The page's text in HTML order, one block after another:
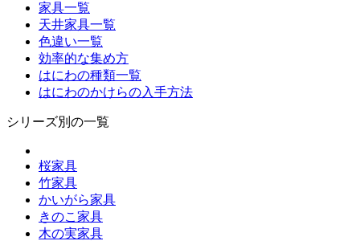
家具一覧
天井家具一覧
色違い一覧
効率的な集め方
はにわの種類一覧
はにわのかけらの入手方法
シリーズ別の一覧
桜家具
竹家具
かいがら家具
きのこ家具
木の実家具